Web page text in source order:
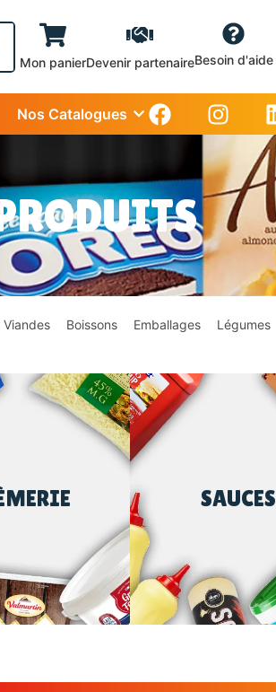
Mon panierDevenir partenaireBesoin d'aide
Nos Catalogues
Viandes Boissons Emballages Légumes
SAUCES